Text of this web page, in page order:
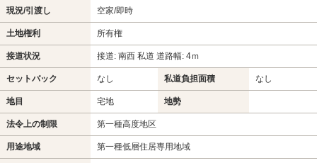
現況/引渡し 空家/即時
土地権利 所有権
接道状況 接道: 南西 私道 道路幅: 4ｍ
セットバック なし 私道負担面積 なし
地目 宅地 地勢
法令上の制限 第一種高度地区
用途地域 第一種低層住居専用地域